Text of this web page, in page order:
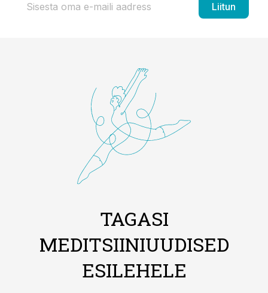
Liitun
TAGASI
MEDITSIINIUUDISED
ESILEHELE